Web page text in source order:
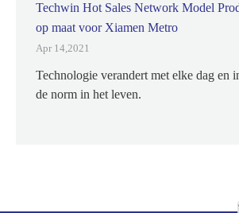
Techwin Hot Sales Network Model
op maat voor Xiamen Metro
Apr 14,2021
Technologie verandert met elke dag en
de norm in het leven.